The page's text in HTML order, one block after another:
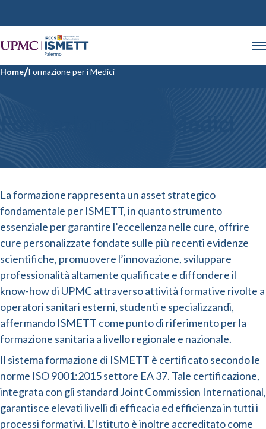
Home Formazione per i Medici
La formazione rappresenta un asset strategico
fondamentale per ISMETT, in quanto strumento
essenziale per garantire l’eccellenza nelle cure, offrire
cure personalizzate fondate sulle più recenti evidenze
scientifiche, promuovere l’innovazione, sviluppare
professionalità altamente qualificate e diffondere il
know-how di UPMC attraverso attività formative rivolte a
operatori sanitari esterni, studenti e specializzandi,
affermando ISMETT come punto di riferimento per la
formazione sanitaria a livello regionale e nazionale.
Il sistema formazione di ISMETT è certificato secondo le
norme ISO 9001:2015 settore EA 37. Tale certificazione,
integrata con gli standard Joint Commission International,
garantisce elevati livelli di efficacia ed efficienza in tutti i
processi formativi. L’Istituto è inoltre accreditato come